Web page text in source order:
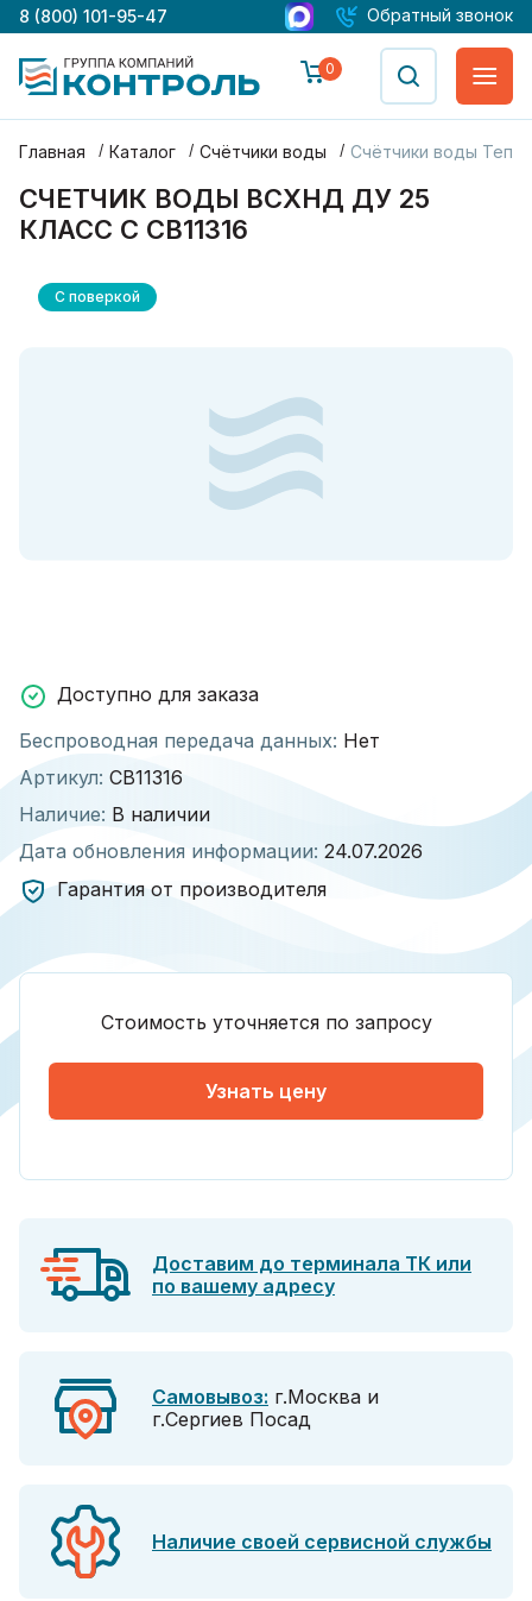
8 (800) 101-95-47 Обратный звонок
0
Главная Каталог Счётчики воды Счётчики воды
СЧЕТЧИК ВОДЫ ВСХНД ДУ 25
КЛАСС С СВ11316
С поверкой
Доступно для заказа
Беспроводная передача данных: Нет
Артикул: СВ11316
Наличие: В наличии
Дата обновления информации: 24.07.2026
Гарантия от производителя
Стоимость уточняется по запросу
Узнать цену
Доставим до терминала ТК или
по вашему адресу
Самовывоз: г.Москва и
г.Сергиев Посад
Наличие своей сервисной службы